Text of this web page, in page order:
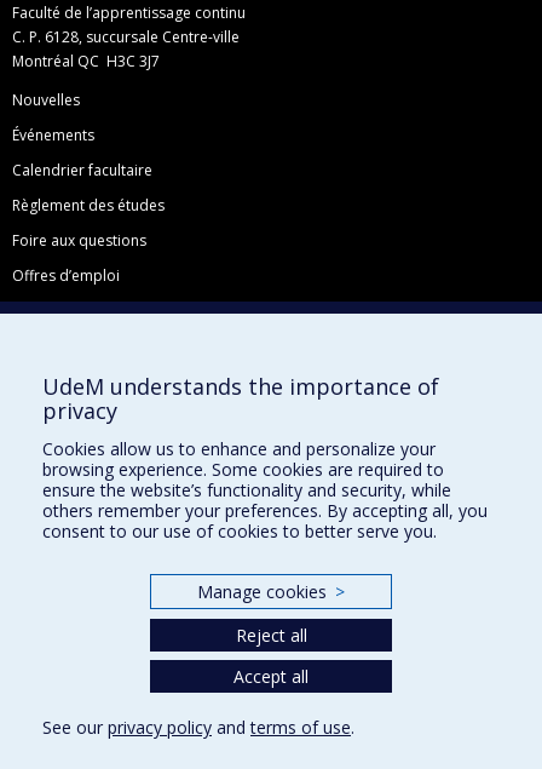
Faculté de l’apprentissage continu
C. P. 6128, succursale Centre-ville
Montréal QC H3C 3J7
Nouvelles
Événements
Calendrier facultaire
Règlement des études
Foire aux questions
Offres d’emploi
Facebook
LinkedIn
YouTube
Toutes nos présences sociales
École de français
Centre de perfectionnement
Abonnez-vous à notre infolettre
Privacy
UdeM understands the importance of
privacy
Cookies allow us to enhance and personalize your
browsing experience. Some cookies are required to
ensure the website’s functionality and security, while
others remember your preferences. By accepting all, you
consent to our use of cookies to better serve you.
Manage cookies >
Reject all
Accept all
See our privacy policy andterms of use.